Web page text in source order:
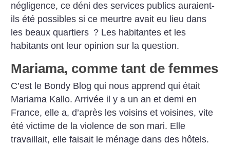
négligence, ce déni des services publics auraient-
ils été possibles si ce meurtre avait eu lieu dans
les beaux quartiers ? Les habitantes et les
habitants ont leur opinion sur la question.
Mariama, comme tant de femmes
C’est le Bondy Blog qui nous apprend qui était
Mariama Kallo. Arrivée il y a un an et demi en
France, elle a, d’après les voisins et voisines, vite
été victime de la violence de son mari. Elle
travaillait, elle faisait le ménage dans des hôtels.